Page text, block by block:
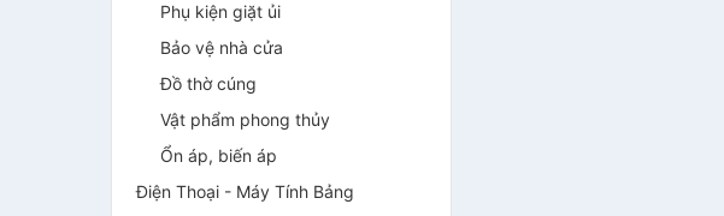
Phụ kiện giặt ủi
Bảo vệ nhà cửa
Đồ thờ cúng
Vật phẩm phong thủy
Ổn áp, biến áp
Điện Thoại - Máy Tính Bảng